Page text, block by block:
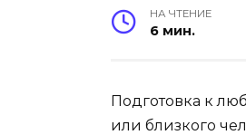
НА ЧТЕНИЕ
6 мин.
Подготовка к
или близкого